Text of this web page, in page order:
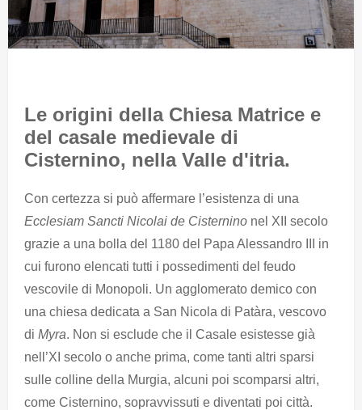
Le origini della Chiesa Matrice e
del casale medievale di
Cisternino, nella Valle d'itria.
Con certezza si può affermare l’esistenza di una
Ecclesiam Sancti Nicolai de Cisternino nel XII secolo
grazie a una bolla del 1180 del Papa Alessandro III in
cui furono elencati tutti i possedimenti del feudo
vescovile di Monopoli. Un agglomerato demico con
una chiesa dedicata a San Nicola di Patàra, vescovo
di Myra. Non si esclude che il Casale esistesse già
nell’XI secolo o anche prima, come tanti altri sparsi
sulle colline della Murgia, alcuni poi scomparsi altri,
come Cisternino, sopravvissuti e diventati poi città.